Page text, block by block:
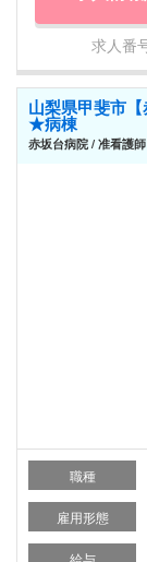
求人番
山梨県甲斐市
★病棟
赤坂台病院 / 准看護
職種
雇用形態
給与